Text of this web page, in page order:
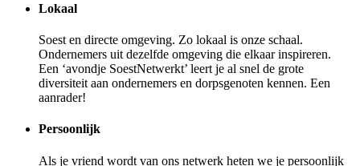
Lokaal
Soest en directe omgeving. Zo lokaal is onze schaal.
Ondernemers uit dezelfde omgeving die elkaar inspireren.
Een ‘avondje SoestNetwerkt’ leert je al snel de grote
diversiteit aan ondernemers en dorpsgenoten kennen. Een
aanrader!
Persoonlijk
Als je vriend wordt van ons netwerk heten we je persoonlijk